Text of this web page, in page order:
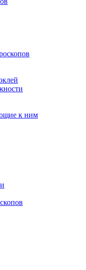
к ним